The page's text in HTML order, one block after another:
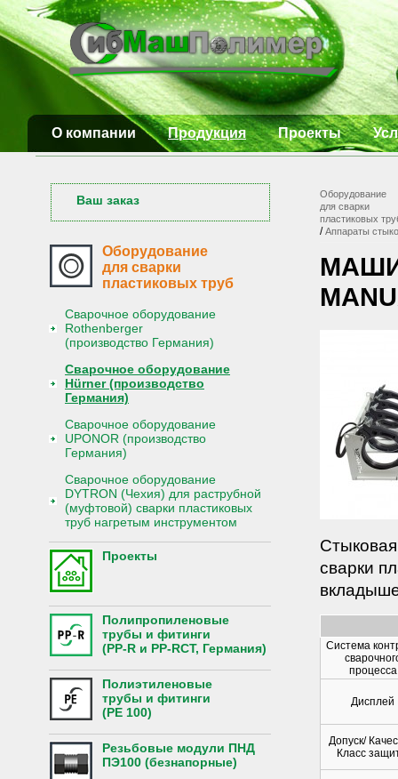
О компании Продукция Проекты
Ваш заказ
Оборудование
для сварки
пластиковых труб
Сварочное оборудование
Rothenberger
(производство Германия)
Сварочное оборудование
Hürner (производство
Германия)
Сварочное оборудование
UPONOR (производство
Германия)
Сварочное оборудование
DYTRON (Чехия) для раструбной
(муфтовой) сварки пластиковых
труб нагретым инструментом
Проекты
Полипропиленовые
трубы и фитинги
(PP-R и PP-RCT, Германия)
Полиэтиленовые
трубы и фитинги
(PE 100)
Резьбовые модули ПНД
ПЭ100 (безнапорные)
Оборудование
для сварки
пластиковых
/Аппараты
сварки
Система
процесса
Дисплей
Допуск/
Класс